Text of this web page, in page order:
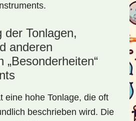
der Tonlagen,
anderen
„Besonderheiten“
eine hohe Tonlage, die oft
beschrieben wird. Die